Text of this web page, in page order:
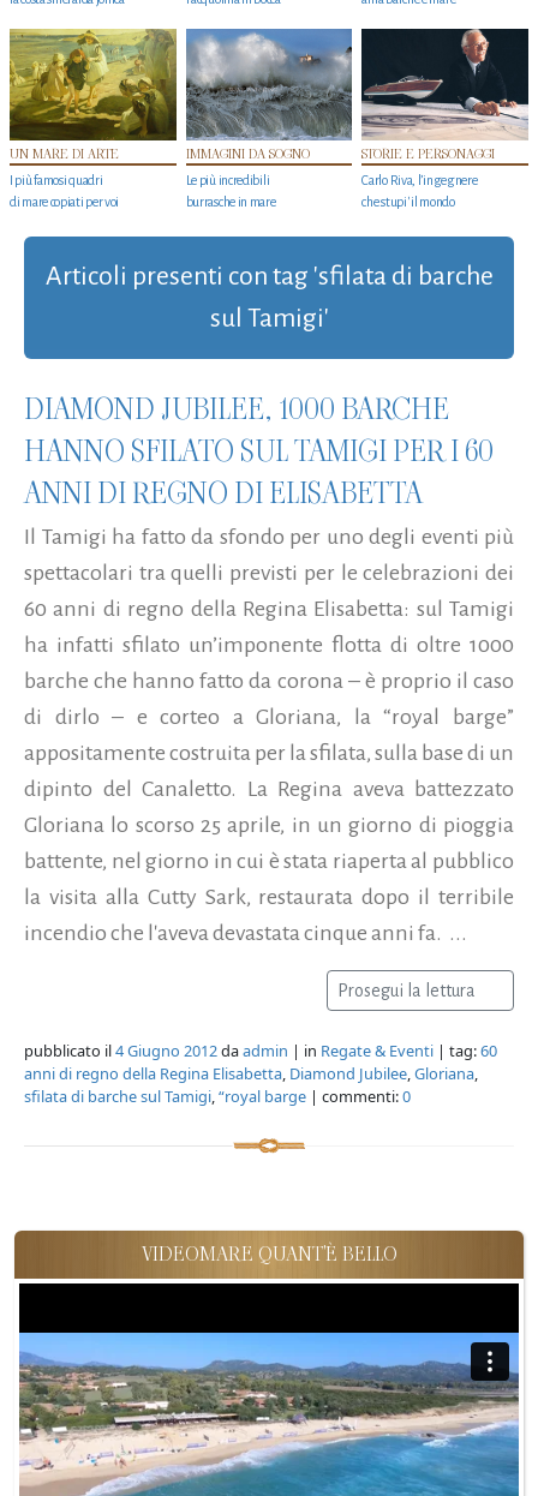
UN MARE DI ARTE
I più famosi quadri
di mare copiati per voi
IMMAGINI DA SOGNO
Le più incredibili
burrasche in mare
STORIE E PERSONAGGI
Carlo Riva, l’ingegnere
che stupi' il mondo
Articoli presenti con tag 'sfilata di barche
sul Tamigi'
DIAMOND JUBILEE, 1000 BARCHE
HANNO SFILATO SUL TAMIGI PER I 60
ANNI DI REGNO DI ELISABETTA
Il Tamigi ha fatto da sfondo per uno degli eventi più
spettacolari tra quelli previsti per le celebrazioni dei
60 anni di regno della Regina Elisabetta: sul Tamigi
ha infatti sfilato un’imponente flotta di oltre 1000
barche che hanno fatto da corona – è proprio il caso
di dirlo – e corteo a Gloriana, la “royal barge”
appositamente costruita per la sfilata, sulla base di un
dipinto del Canaletto. La Regina aveva battezzato
Gloriana lo scorso 25 aprile, in un giorno di pioggia
battente, nel giorno in cui è stata riaperta al pubblico
la visita alla Cutty Sark, restaurata dopo il terribile
incendio che l'aveva devastata cinque anni fa. ...
Prosegui la lettura
pubblicato il4 Giugno 2012daadmin | in Regate & Eventi | tag:60
anni di regno della Regina Elisabetta, Diamond Jubilee,Gloriana,
sfilata di barche sul Tamigi,“royal barge | commenti:0
VIDEOMARE QUANT'È BELLO